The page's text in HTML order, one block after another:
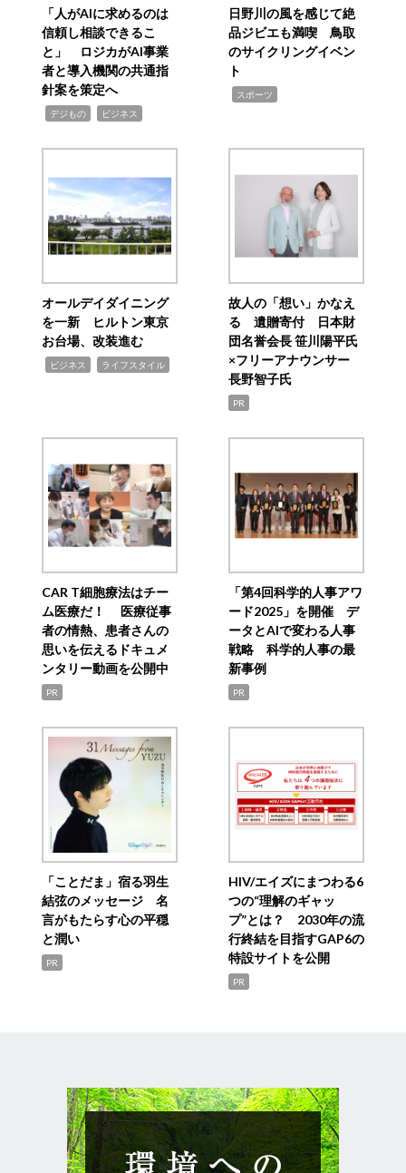
「人がAIに求めるのは
信頼し相談できるこ
と」 ロジカがAI事業
者と導入機関の共通指
針案を策定へ
デジもの ビジネス
日野川の風を感じて絶
品ジビエも満喫 鳥取
のサイクリングイベン
ト
スポーツ
オールデイダイニング
を一新 ヒルトン東京
お台場、改装進む
ビジネス ライフスタイル
故人の「想い」かなえ
る 遺贈寄付 日本財
団名誉会長 笹川陽平氏
×フリーアナウンサー
長野智子氏
PR
CAR T細胞療法はチー
ム医療だ！ 医療従事
者の情熱、患者さんの
思いを伝えるドキュメ
ンタリー動画を公開中
PR
「第4回科学的人事アワ
ード2025」を開催 デ
ータとAIで変わる人事
戦略 科学的人事の最
新事例
PR
「ことだま」宿る羽生
結弦のメッセージ 名
言がもたらす心の平穏
と潤い
PR
HIV/エイズにまつわる6
つの“理解のギャッ
プ”とは？ 2030年の流
行終結を目指すGAP6の
特設サイトを公開
PR